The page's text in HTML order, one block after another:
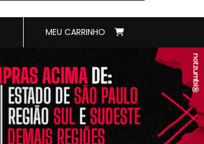
MEU CARRINHO